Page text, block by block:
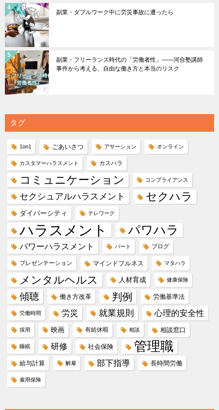
副業・ダブルワーク中に労災事故に遭ったら
副業・フリーランス時代の「労働者性」――河合塾講師
事件から考える、自由な働き方と本当のリスク
タグ
1on1 ごあいさつ アサーション オンライン
カスタマーハラスメント カスハラ
コミュニケーション コンプライアンス
セクシュアルハラスメント セクハラ
ダイバーシティ テレワーク
ハラスメント パワハラ
パワーハラスメント パート ブログ
プレゼンテーション マインドフルネス マタハラ
メンタルヘルス 人材育成 健康保険
傾聴 働き方改革 判例 労働基準法
労働時間 労災 就業規則 心理的安全性
採用 映画 有給休暇 相談 相談窓口
睡眠 研修 社会保険 管理職
給与計算 解雇 部下指導 長時間労働
雇用保険